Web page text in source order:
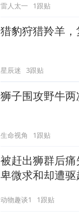
雷人太一 1跟贴
猎豹狩猎羚羊
星辰迷 3跟贴
狮子围攻野牛两
生命视角 1跟贴
被赶出狮群后
卑微求和却遭
动物趣谈1 1跟贴